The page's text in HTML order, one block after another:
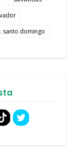
santo domingo